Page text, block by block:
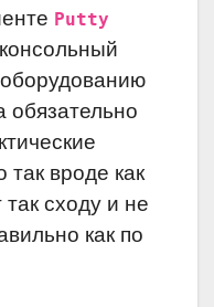
Putty
оборудованию
обязательно
так вроде как
сходу и не
как по